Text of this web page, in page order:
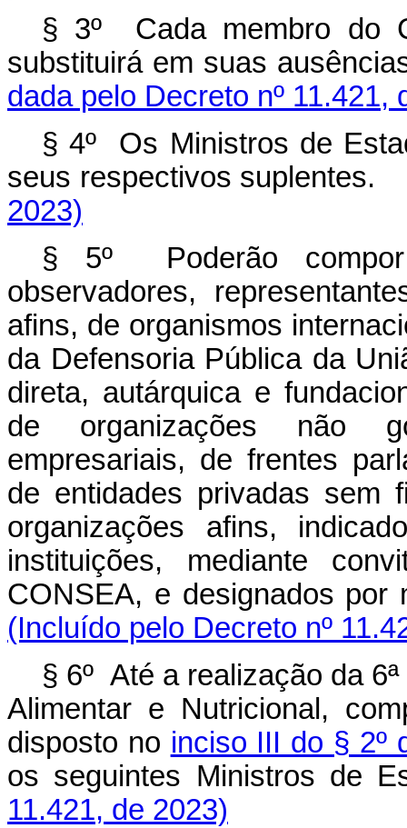
§ 3º Cada membro do
substituirá em suas
dada pelo Decreto nº 11.421,
§ 4º Os Ministros de
seus respectivos suplentes.
2023)
§ 5º Poderão
observadores,
afins, de organismos
da Defensoria Pública da
direta, autárquica e
de organizações não
empresariais, de frentes
de entidades privadas sem
organizações afins,
instituições, mediante
CONSEA, e designados por
(Incluído pelo Decreto nº
§ 6º Até a realização da
Alimentar e Nutricional,
disposto no inciso III do § 2º
os seguintes Ministros de
11.421, de 2023)